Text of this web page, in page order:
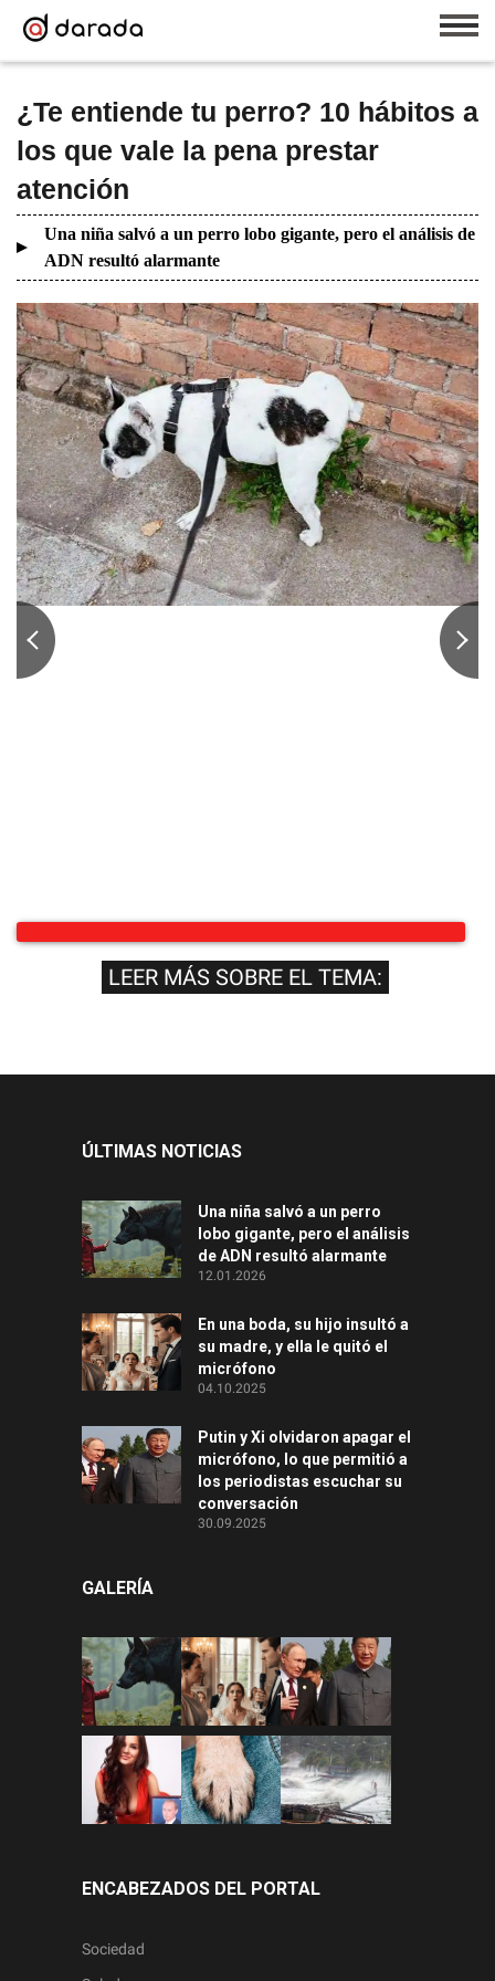
¿Te entiende tu perro? 10 hábitos a
los que vale la pena prestar
atención
Una niña salvó a un perro lobo gigante, pero el análisis de
ADN resultó alarmante
LEER MÁS SOBRE EL TEMA:
ÚLTIMAS NOTICIAS
Una niña salvó a un perro
lobo gigante, pero el análisis
de ADN resultó alarmante
12.01.2026
En una boda, su hijo insultó a
su madre, y ella le quitó el
micrófono
04.10.2025
Putin y Xi olvidaron apagar el
micrófono, lo que permitió a
los periodistas escuchar su
conversación
30.09.2025
GALERÍA
ENCABEZADOS DEL PORTAL
Sociedad